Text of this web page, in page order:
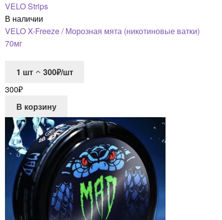
VELO Strips
В наличии
VELO X-Freeze / Морозная мята (никотиновые ватки)
70мг
1 шт
300₽/шт
300₽
В корзину